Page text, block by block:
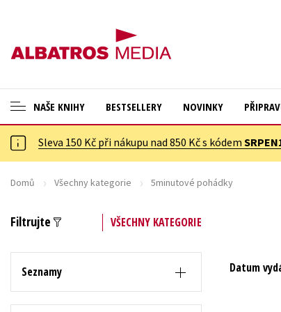
NAŠE KNIHY
ANGLICKÉ KNIHY -20 %
VÝPRODEJ -70 %
ASTERIX S DÁRKEM
🎁DÁRKOVÉ PUBLIKACE
Cestování
Dárkové publikace
Digitální fotografie
Esoterika a duchovní
BESTSELLERY NOVINKY
Sleva 150 Kč při nákupu nad 850 Kč s kódem
Domů Všechny kategorie 5minutové pohádky
VŠECHNY KATEGORIE
Filtrujte
Seznamy Datum